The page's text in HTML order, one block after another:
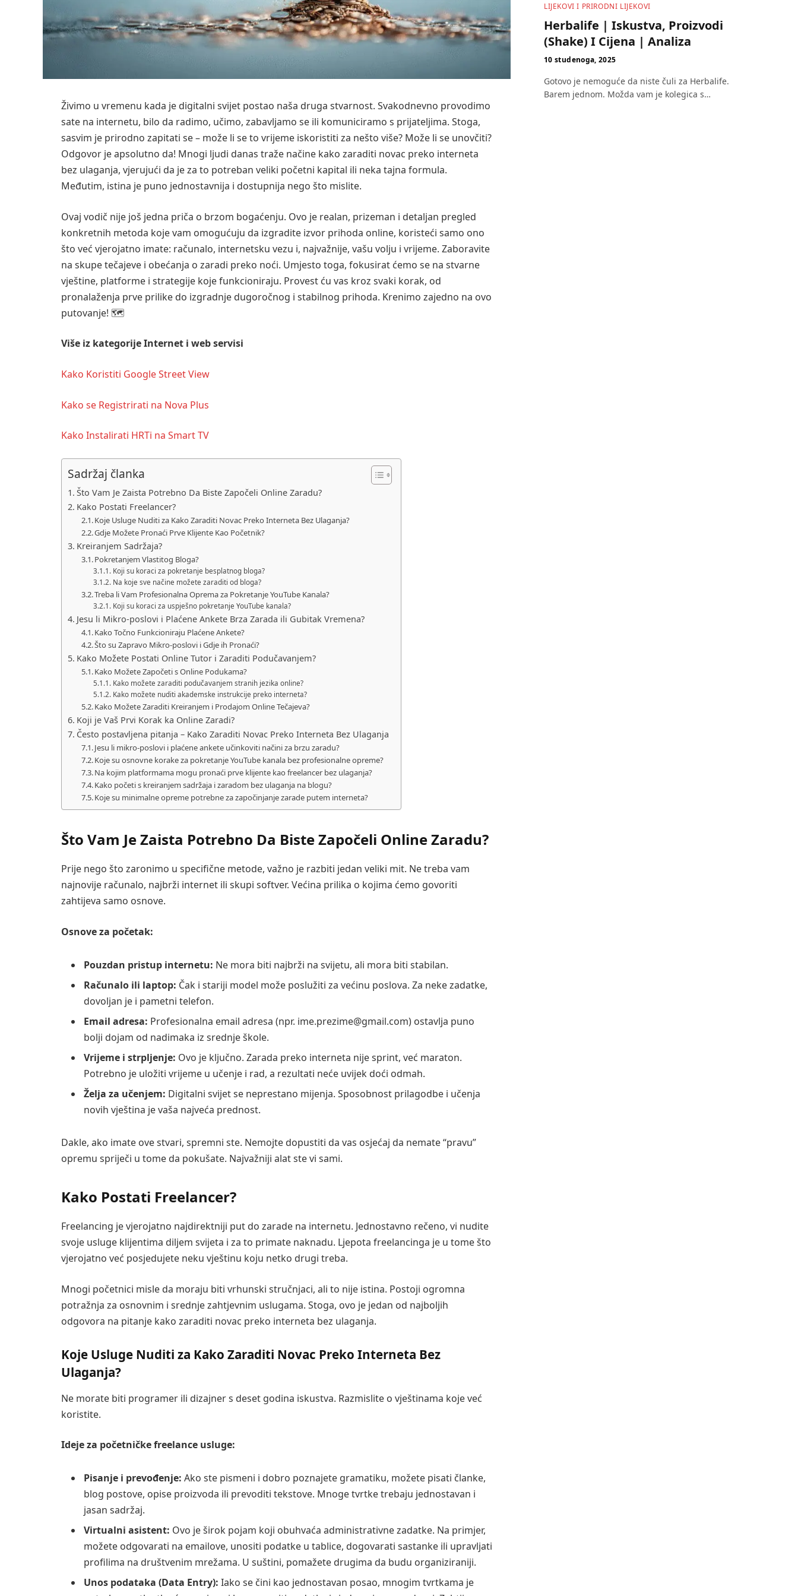
Živimo u vremenu kada je digitalni svijet postao naša druga stvarnost. Svakodnevno provodimo
sate na internetu, bilo da radimo, učimo, zabavljamo se ili komuniciramo s prijateljima. Stoga,
sasvim je prirodno zapitati se – može li se to vrijeme iskoristiti za nešto više? Može li se unovčiti?
Odgovor je apsolutno da! Mnogi ljudi danas traže načine kako zaraditi novac preko interneta
bez ulaganja, vjerujući da je za to potreban veliki početni kapital ili neka tajna formula.
Međutim, istina je puno jednostavnija i dostupnija nego što mislite.
Ovaj vodič nije još jedna priča o brzom bogaćenju. Ovo je realan, prizeman i detaljan pregled
konkretnih metoda koje vam omogućuju da izgradite izvor prihoda online, koristeći samo ono
što već vjerojatno imate: računalo, internetsku vezu i, najvažnije, vašu volju i vrijeme. Zaboravite
na skupe tečajeve i obećanja o zaradi preko noći. Umjesto toga, fokusirat ćemo se na stvarne
vještine, platforme i strategije koje funkcioniraju. Provest ću vas kroz svaki korak, od
pronalaženja prve prilike do izgradnje dugoročnog i stabilnog prihoda. Krenimo zajedno na ovo
putovanje! 🗺️
Više iz kategorijeInternet i web servisi
Kako Koristiti Google Street View
Kako se Registrirati na Nova Plus
Kako Instalirati HRTi na Smart TV
Sadržaj članka
Što Vam Je Zaista Potrebno Da Biste Započeli Online Zaradu?
Kako Postati Freelancer?
Koje Usluge Nuditi za Kako Zaraditi Novac Preko Interneta Bez Ulaganja?
Gdje Možete Pronaći Prve Klijente Kao Početnik?
Kreiranjem Sadržaja?
Pokretanjem Vlastitog Bloga?
Koji su koraci za pokretanje besplatnog bloga?
Na koje sve načine možete zaraditi od bloga?
Treba li Vam Profesionalna Oprema za Pokretanje YouTube Kanala?
Koji su koraci za uspješno pokretanje YouTube kanala?
Jesu li Mikro-poslovi i Plaćene Ankete Brza Zarada ili Gubitak Vremena?
Kako Točno Funkcioniraju Plaćene Ankete?
Što su Zapravo Mikro-poslovi i Gdje ih Pronaći?
Kako Možete Postati Online Tutor i Zaraditi Podučavanjem?
Kako Možete Započeti s Online Podukama?
Kako možete zaraditi podučavanjem stranih jezika online?
Kako možete nuditi akademske instrukcije preko interneta?
Kako Možete Zaraditi Kreiranjem i Prodajom Online Tečajeva?
Koji je Vaš Prvi Korak ka Online Zaradi?
Često postavljena pitanja – Kako Zaraditi Novac Preko Interneta Bez Ulaganja
Jesu li mikro-poslovi i plaćene ankete učinkoviti načini za brzu zaradu?
Koje su osnovne korake za pokretanje YouTube kanala bez profesionalne opreme?
Na kojim platformama mogu pronaći prve klijente kao freelancer bez ulaganja?
Kako početi s kreiranjem sadržaja i zaradom bez ulaganja na blogu?
Koje su minimalne opreme potrebne za započinjanje zarade putem interneta?
Što Vam Je Zaista Potrebno Da Biste Započeli Online Zaradu?
Prije nego što zaronimo u specifične metode, važno je razbiti jedan veliki mit. Ne treba vam
najnovije računalo, najbrži internet ili skupi softver. Većina prilika o kojima ćemo govoriti
zahtijeva samo osnove.
Osnove za početak:
Pouzdan pristup internetu: Ne mora biti najbrži na svijetu, ali mora biti stabilan.
Računalo ili laptop: Čak i stariji model može poslužiti za većinu poslova. Za neke zadatke,
dovoljan je i pametni telefon.
Email adresa: Profesionalna email adresa (npr. ime.prezime@gmail.com) ostavlja puno
bolji dojam od nadimaka iz srednje škole.
Vrijeme i strpljenje: Ovo je ključno. Zarada preko interneta nije sprint, već maraton.
Potrebno je uložiti vrijeme u učenje i rad, a rezultati neće uvijek doći odmah.
Želja za učenjem: Digitalni svijet se neprestano mijenja. Sposobnost prilagodbe i učenja
novih vještina je vaša najveća prednost.
Dakle, ako imate ove stvari, spremni ste. Nemojte dopustiti da vas osjećaj da nemate “pravu”
opremu spriječi u tome da pokušate. Najvažniji alat ste vi sami.
Kako Postati Freelancer?
Freelancing je vjerojatno najdirektniji put do zarade na internetu. Jednostavno rečeno, vi nudite
svoje usluge klijentima diljem svijeta i za to primate naknadu. Ljepota freelancinga je u tome što
vjerojatno već posjedujete neku vještinu koju netko drugi treba.
Mnogi početnici misle da moraju biti vrhunski stručnjaci, ali to nije istina. Postoji ogromna
potražnja za osnovnim i srednje zahtjevnim uslugama. Stoga, ovo je jedan od najboljih
odgovora na pitanje kako zaraditi novac preko interneta bez ulaganja.
Koje Usluge Nuditi za Kako Zaraditi Novac Preko Interneta Bez
Ulaganja?
Ne morate biti programer ili dizajner s deset godina iskustva. Razmislite o vještinama koje već
koristite.
Ideje za početničke freelance usluge:
Pisanje i prevođenje: Ako ste pismeni i dobro poznajete gramatiku, možete pisati članke,
blog postove, opise proizvoda ili prevoditi tekstove. Mnoge tvrtke trebaju jednostavan i
jasan sadržaj.
Virtualni asistent: Ovo je širok pojam koji obuhvaća administrativne zadatke. Na primjer,
možete odgovarati na emailove, unositi podatke u tablice, dogovarati sastanke ili upravljati
profilima na društvenim mrežama. U suštini, pomažete drugima da budu organiziraniji.
Unos podataka (Data Entry): Iako se čini kao jednostavan posao, mnogim tvrtkama je
LIJEKOVI I PRIRODNI LIJEKOVI
Herbalife | Iskustva, Proizvodi
(Shake) I Cijena | Analiza
10 studenoga, 2025
Gotovo je nemoguće da niste čuli za Herbalife.
Barem jednom. Možda vam je kolegica s…